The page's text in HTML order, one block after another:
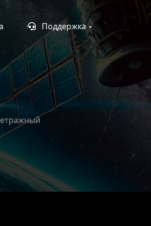
Поддержка